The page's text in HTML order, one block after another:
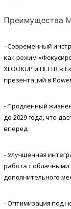
Преимущества
-Современный
как режим
XLOOKUP и FILTER
презентаций в
- Продленный
до 2029 года, что
вперед.
- Улучшенная
работа с облачными
дополнительного
- Оптимизация под